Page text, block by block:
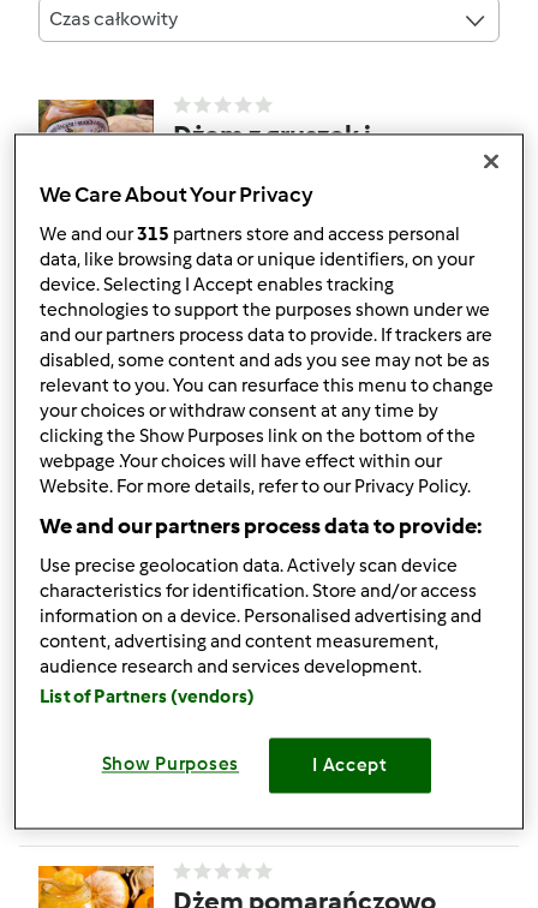
Czas całkowity
Dżem z gruszek i
przezIwona_PS
0 0 Średni -- 45min
5.0(7)
Dżem z dyni i
pomarańczy z imbirem,
cynamonem i
przezMoka
5.0(10)
Dżem truskawkowo-
bananowy
Dżem pomarańczowo
We Care About Your Privacy
We and our315 partners store and access personal
data, like browsing data or unique identifiers, on your
device. Selecting I Accept enables tracking
technologies to support the purposes shown under we
and our partners process data to provide. If trackers are
disabled, some content and ads you see may not be as
relevant to you. You can resurface this menu to change
your choices or withdraw consent at any time by
clicking the Show Purposes link on the bottom of the
webpage .Your choices will have effect within our
Website. For more details, refer to our Privacy Policy.
We and our partners process data to provide:
Use precise geolocation data. Actively scan device
characteristics for identification. Store and/or access
information on a device. Personalised advertising and
content, advertising and content measurement,
audience research and services development.
List of Partners (vendors)
Show Purposes I Accept